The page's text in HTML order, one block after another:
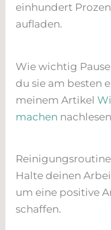
einhundert
aufladen.
Wie wichtig
du sie am besten
meinem Artikel
machen
Halte deinen
um eine positive
schaffen.